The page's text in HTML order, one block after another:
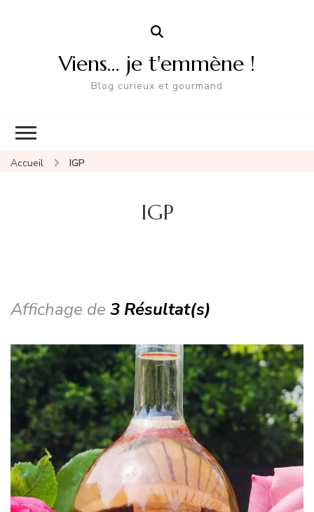
Viens… je t'emmène !
Blog curieux et gourmand
Accueil IGP
IGP
Affichage de 3 Résultat(s)